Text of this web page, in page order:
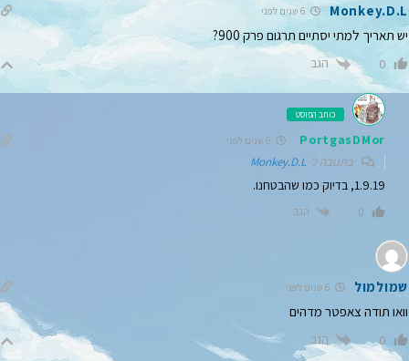
Monkey.D.L
יש תאריך למתי יסתיים תרגום פרק 900?
0 הגב
כותב הפוסט
PortgasDMor
בתגובה ל Monkey.D.L
1.9.19, בדיוק כמו שהבטחנו.
0 הגב
שמולמול
וואו תודה צאפטר מדהים
0 הגב